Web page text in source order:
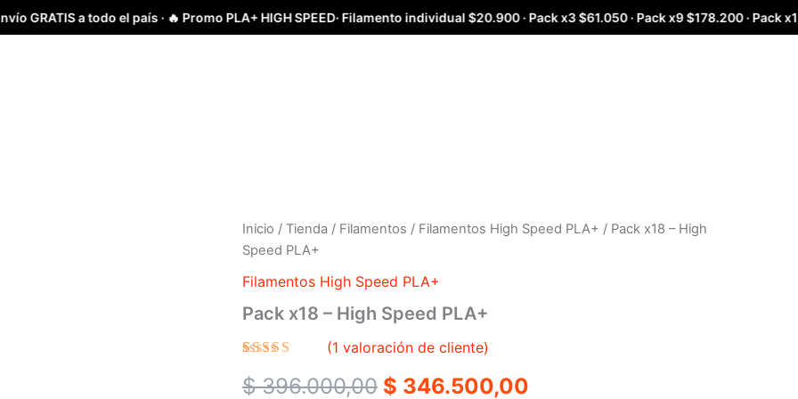
a todo el país · 🔥 Promo PLA+ HIGH SPEED· Filamento individual $20.900 · Pack x3 $61.050 · Pack x9 $178.200 · Pack x18
Inicio / Tienda / Filamentos / Filamentos High Speed PLA+ / Pack x18 – High
Speed PLA+
Filamentos High Speed PLA+
Pack x18 – High Speed PLA+
4.00
(1 valoración de cliente)
$396.000,00
Original
price
was:
$ 396.000,00.
$ 346.500,00
Current
Pack
x18
High
PLA+